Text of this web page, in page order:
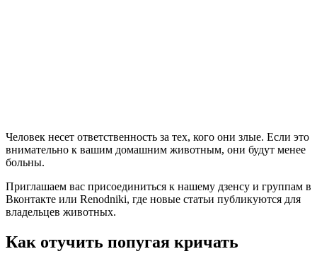
Человек несет ответственность за тех, кого они злые. Если это
внимательно к вашим домашним животным, они будут менее
больны.
Приглашаем вас присоединиться к нашему дзенсу и группам в
Вконтакте или Renodniki, где новые статьи публикуются для
владельцев животных.
Как отучить попугая кричать